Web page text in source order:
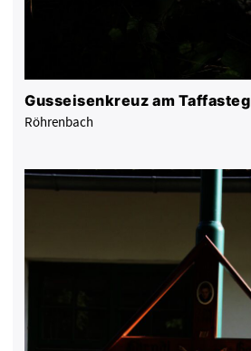
Gusseisenkreuz am Taffasteg
Röhrenbach